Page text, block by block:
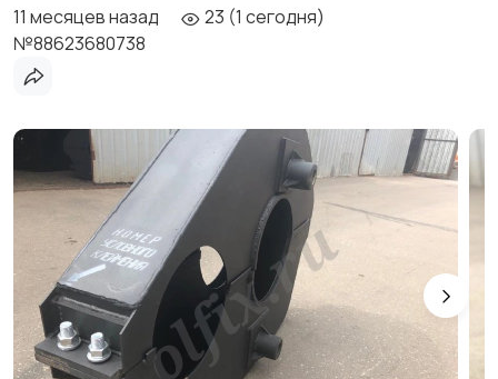
11 месяцев назад
23 (1 сегодня)
№88623680738